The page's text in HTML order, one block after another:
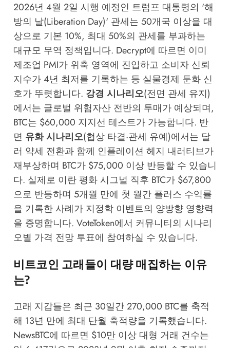
2026년 4월 2일 시행 예정인 트럼프 대통령의 '해
방의 날(Liberation Day)' 관세는 50개국 이상을 대
상으로 기본 10%, 최대 50%의 관세를 부과하는
대규모 무역 정책입니다. Decrypt에 따르면 이미
제조업 PMI가 위축 영역에 진입하고 소비자 신뢰
지수가 4년 최저를 기록하는 등 실물경제 둔화 신
호가 뚜렷합니다. 강경 시나리오(전면 관세 유지)
에서는 글로벌 위험자산 전반의 투매가 예상되며,
BTC는 $60,000 지지선 테스트가 가능합니다. 반
면 유화 시나리오(협상 타결·관세 유예)에서는 달
러 약세 전환과 함께 인플레이션 헤지 내러티브가
재부상하며 BTC가 $75,000 이상 반등할 수 있습니
다. 실제로 이란 평화 시그널 직후 BTC가 $67,800
으로 반등하며 5개월 만에 첫 월간 플러스 수익률
을 기록한 사례가 지정학 이벤트의 양방향 영향력
을 증명합니다. VoteToken에서 커뮤니티의 시나리
오별 가격 전망 투표에 참여하실 수 있습니다.
비트코인 고래들이 대량 매집하는 이유
는?
고래 지갑들은 최근 30일간 270,000 BTC를 축적
해 13년 만에 최대 단월 축적량을 기록했습니다.
NewsBTC에 따르면 $10만 이상 대형 거래 건수는